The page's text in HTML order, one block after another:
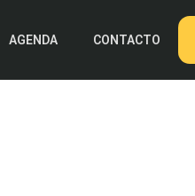
AGENDA CONTACTO